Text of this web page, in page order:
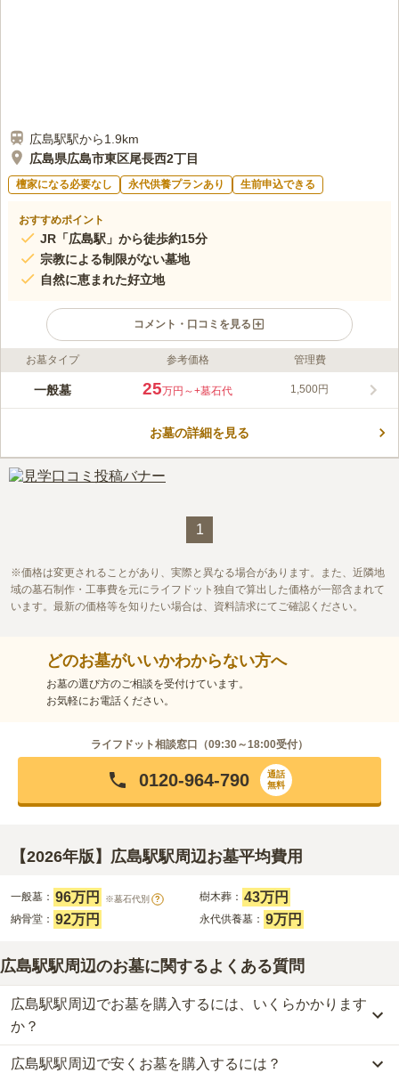
広島駅駅から1.9km
広島県広島市東区尾長西2丁目
檀家になる必要なし 永代供養プランあり 生前申込できる
おすすめポイント
JR「広島駅」から徒歩約15分
宗教による制限がない墓地
自然に恵まれた好立地
コメント・口コミを見る
ライフドット編集部のコメント
高台にある市街地を望むことができるお墓です。 故郷の街を眺
着いた雰囲気の場所にあるので、穏やかな気持ちでお参りするこ
のも便利です。
口コミ評価
お墓タイプ 参考価格 管理費
一般墓 25万円～+墓石代 1,500円
お墓の詳細を見る
1
価格は変更されることがあり、実際と異なる場合があります。また、近隣地
域の墓石制作・工事費を元にライフドット独自で算出した価格が一部含まれて
います。最新の価格等を知りたい場合は、資料請求にてご確認ください。
どのお墓がいいかわからない方へ
お墓の選び方のご相談を受付けています。
お気軽にお電話ください。
ライフドット相談窓口（09:30～18:00受付）
0120-964-790
通話
無料
【2026年版】広島駅駅周辺お墓平均費用
一般墓： 96万円 ※墓石代別 ? 樹木葬： 43万円
納骨堂： 92万円 永代供養墓： 9万円
広島駅駅周辺のお墓に関するよくある質問
広島駅駅周辺でお墓を購入するには、いくらかかります
か？
広島駅駅周辺での購入費用の目安は、一般墓が約261万円、樹木葬
広島駅駅周辺で安くお墓を購入するには？